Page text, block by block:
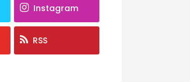
Instagram
RSS